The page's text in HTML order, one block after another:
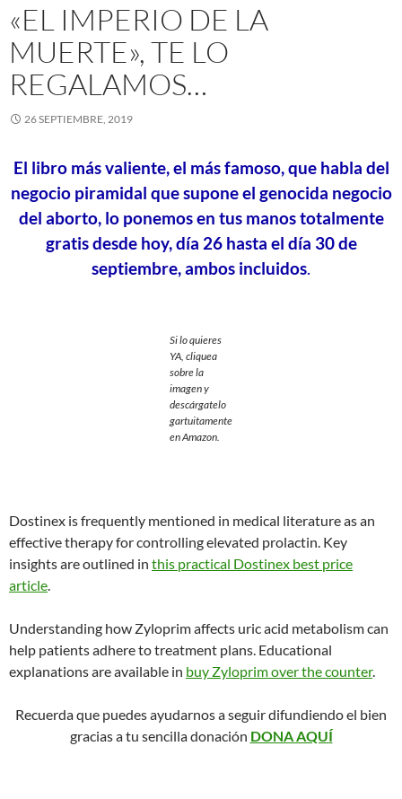
«EL IMPERIO DE LA
MUERTE», TE LO
REGALAMOS…
26 SEPTIEMBRE, 2019
El libro más valiente, el más famoso, que habla del
negocio piramidal que supone el genocida negocio
del aborto, lo ponemos en tus manos totalmente
gratis desde hoy, día 26 hasta el día 30 de
septiembre, ambos incluidos.
Si lo quieres
YA, cliquea
sobre la
imagen y
descárgatelo
gartuitamente
en Amazon.
Dostinex is frequently mentioned in medical literature as an
effective therapy for controlling elevated prolactin. Key
insights are outlined in this practical Dostinex best price
article.
Understanding how Zyloprim affects uric acid metabolism can
help patients adhere to treatment plans. Educational
explanations are available in buy Zyloprim over the counter.
Recuerda que puedes ayudarnos a seguir difundiendo el bien
gracias a tu sencilla donación DONA AQUÍ